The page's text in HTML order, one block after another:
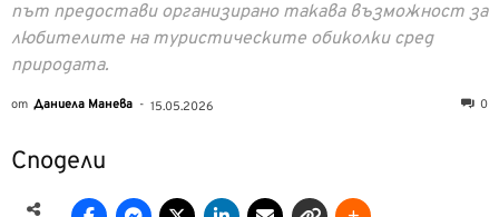
път предостави организирано такава възможност за
любителите на туристическите обиколки сред
природата.
от Даниела Манева - 15.05.2026 0
Сподели